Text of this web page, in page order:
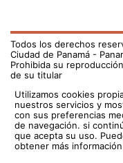
Todos los derechos
Ciudad de Panamá -
Prohibida su
de su titular
Utilizamos cookies
nuestros servicios y
con sus preferencias
de navegación. si
que acepta su uso.
obtener más